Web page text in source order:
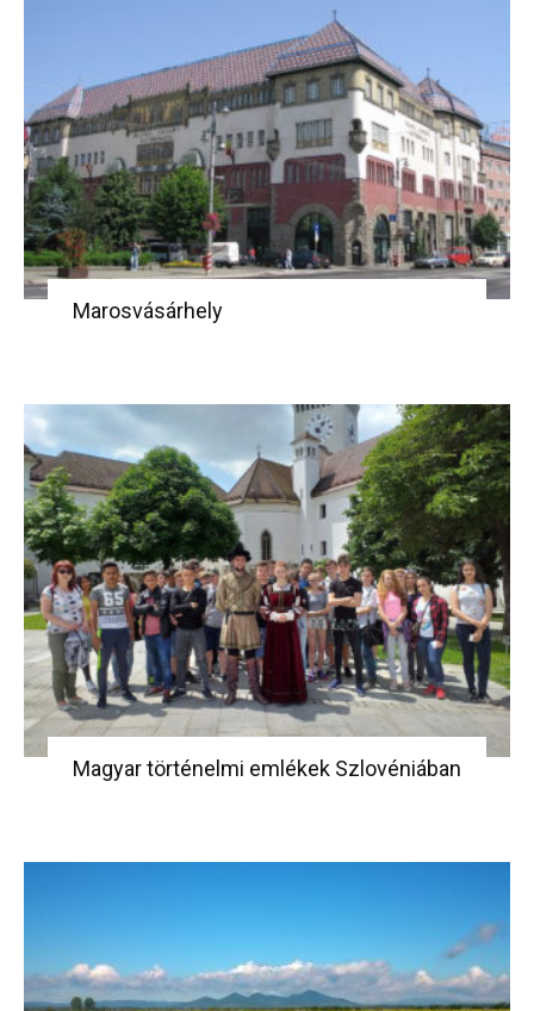
Marosvásárhely
Magyar történelmi emlékek Szlovéniában